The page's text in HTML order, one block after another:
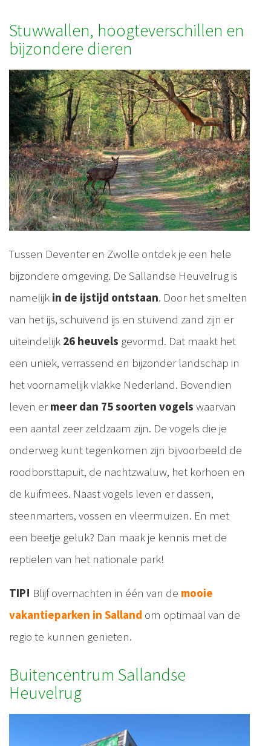
Stuwwallen, hoogteverschillen en
bijzondere dieren
Tussen Deventer en Zwolle ontdek je een hele
bijzondere omgeving. De Sallandse Heuvelrug is
namelijk in de ijstijd ontstaan. Door het smelten
van het ijs, schuivend ijs en stuivend zand zijn er
uiteindelijk 26 heuvels gevormd. Dat maakt het
een uniek, verrassend en bijzonder landschap in
het voornamelijk vlakke Nederland. Bovendien
leven ermeer dan 75 soorten vogels waarvan
een aantal zeer zeldzaam zijn. De vogels die je
onderweg kunt tegenkomen zijn bijvoorbeeld de
roodborsttapuit, de nachtzwaluw, het korhoen en
de kuifmees. Naast vogels leven er dassen,
steenmarters, vossen en vleermuizen. En met
een beetje geluk? Dan maak je kennis met de
reptielen van het nationale park!
TIP! Blijf overnachten in één van de mooie
vakantieparken in Salland om optimaal van de
regio te kunnen genieten.
Buitencentrum Sallandse
Heuvelrug